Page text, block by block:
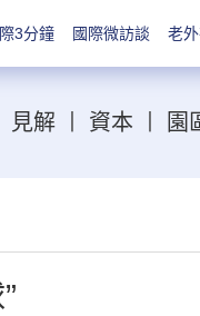
3分鐘 國際微訪談 老
見解 資本 園